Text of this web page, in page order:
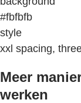
#fbfbfb
style
xxl spacing,
Meer
werken